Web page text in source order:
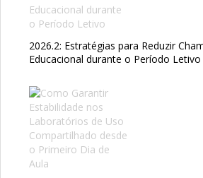
2026.2: Estratégias para Reduzir
Educacional durante o Período Letivo